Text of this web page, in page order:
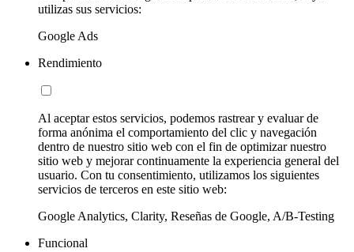
utilizas sus servicios:
Google Ads
Rendimiento
Al aceptar estos servicios, podemos rastrear y evaluar de
forma anónima el comportamiento del clic y navegación
dentro de nuestro sitio web con el fin de optimizar nuestro
sitio web y mejorar continuamente la experiencia general del
usuario. Con tu consentimiento, utilizamos los siguientes
servicios de terceros en este sitio web:
Google Analytics, Clarity, Reseñas de Google, A/B-Testing
Funcional